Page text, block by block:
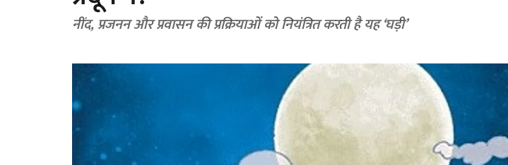
नींद, प्रजनन और प्रवासन की प्रक्रियाओं को नियंत्रित करती है यह ‘घड़ी’